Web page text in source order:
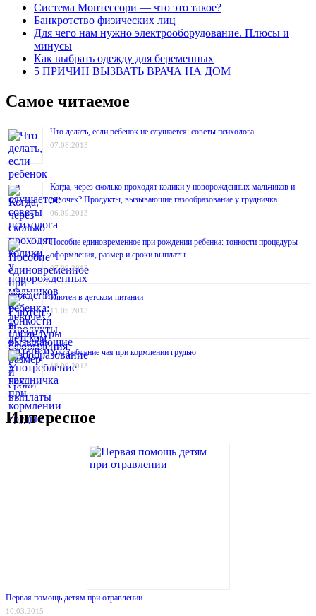
Система Монтессори — что это такое?
Банкротство физических лиц
Для чего нам нужно электрооборудование. Плюсы и
минусы
Как выбрать одежду для беременных
5 ПРИЧИН ВЫЗВАТЬ ВРАЧА НА ДОМ
Самое читаемое
Что делать, если ребенок не слушается: советы психолога
07.08.2013
Когда, через сколько проходят колики у новорожденных мальчиков и
девочек? Продукты, вызывающие газообразование у грудничка
06.09.2013
Пособие единовременное при рождении ребенка: тонкости процедуры
оформления, размер и сроки выплаты
07.09.2013
Глютен в детском питании
11.09.2013
Употребление чая при кормлении грудью
18.09.2013
Интересное
Первая помощь детям при отравлении
10.03.2015